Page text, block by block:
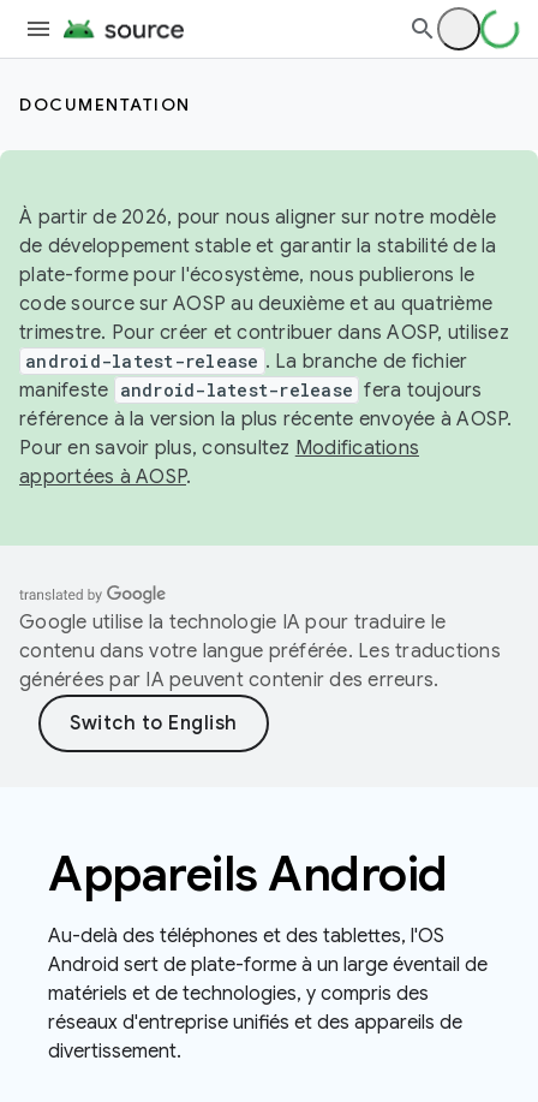
DOCUMENTATION
À partir de 2026, pour nous aligner sur notre modèle
de développement stable et garantir la stabilité de la
plate-forme pour l'écosystème, nous publierons le
code source sur AOSP au deuxième et au quatrième
trimestre. Pour créer et contribuer dans AOSP, utilisez
android-latest-release . La branche de fichier
manifeste android-latest-release fera toujours
référence à la version la plus récente envoyée à AOSP.
Pour en savoir plus, consultez Modifications
apportées à AOSP.
Google utilise la technologie IA pour traduire le
contenu dans votre langue préférée. Les traductions
générées par IA peuvent contenir des erreurs.
Appareils Android
Au-delà des téléphones et des tablettes, l'OS
Android sert de plate-forme à un large éventail de
matériels et de technologies, y compris des
réseaux d'entreprise unifiés et des appareils de
divertissement.